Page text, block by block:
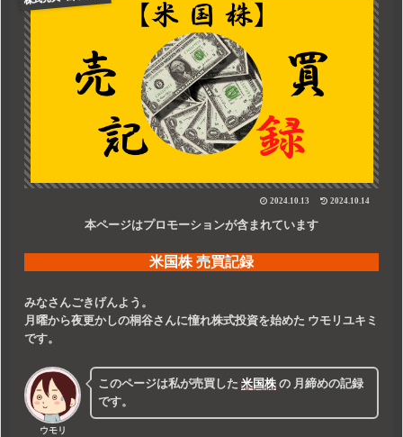
2024.10.13 2024.10.14
本ページはプロモーションが含まれています
米国株 売買記録
みなさんごきげんよう。
月曜から夜更かしの桐谷さんに憧れ株式投資を始めた ウモリユキミ
です。
ウモリ
このページは私が売買した米国株 の 月締めの記録
です。